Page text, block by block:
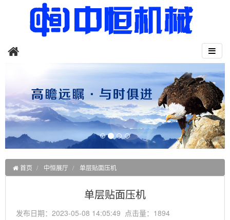
首页 中恒展厅 单层贴面压机
单层贴面压机
发布日期：2023-05-08 14:05:49 点击量：1894